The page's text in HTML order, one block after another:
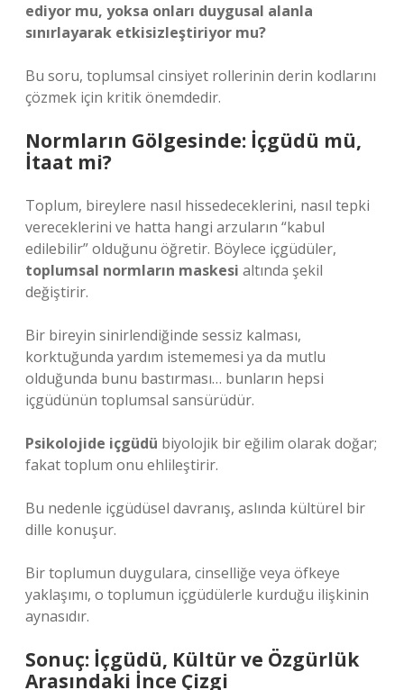
ediyor mu, yoksa onları duygusal alanla
sınırlayarak etkisizleştiriyor mu?
Bu soru, toplumsal cinsiyet rollerinin derin kodlarını
çözmek için kritik önemdedir.
Normların Gölgesinde: İçgüdü mü,
İtaat mi?
Toplum, bireylere nasıl hissedeceklerini, nasıl tepki
vereceklerini ve hatta hangi arzuların “kabul
edilebilir” olduğunu öğretir. Böylece içgüdüler,
toplumsal normların maskesi altında şekil
değiştirir.
Bir bireyin sinirlendiğinde sessiz kalması,
korktuğunda yardım istememesi ya da mutlu
olduğunda bunu bastırması… bunların hepsi
içgüdünün toplumsal sansürüdür.
Psikolojide içgüdü biyolojik bir eğilim olarak doğar;
fakat toplum onu ehlileştirir.
Bu nedenle içgüdüsel davranış, aslında kültürel bir
dille konuşur.
Bir toplumun duygulara, cinselliğe veya öfkeye
yaklaşımı, o toplumun içgüdülerle kurduğu ilişkinin
aynasıdır.
Sonuç: İçgüdü, Kültür ve Özgürlük
Arasındaki İnce Çizgi